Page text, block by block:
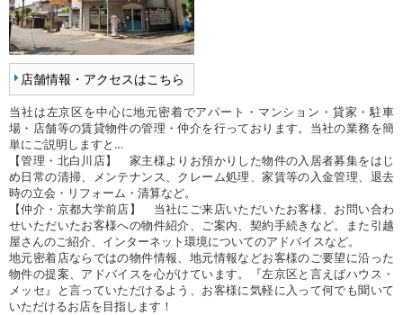
店舗情報・アクセスはこちら
当社は左京区を中心に地元密着でアパート・マンション・貸家・駐車
場・店舗等の賃貸物件の管理・仲介を行っております。当社の業務を簡
単にご説明しますと…
【管理・北白川店】 家主様よりお預かりした物件の入居者募集をはじ
め日常の清掃、メンテナンス、クレーム処理、家賃等の入金管理、退去
時の立会・リフォーム・清算など。
【仲介・京都大学前店】 当社にご来店いただいたお客様、お問い合わ
せいただいたお客様への物件紹介、ご案内、契約手続きなど。また引越
屋さんのご紹介、インターネット環境についてのアドバイスなど。
地元密着店ならではの物件情報、地元情報などお客様のご要望に沿った
物件の提案、アドバイスを心がけています。『左京区と言えばハウス・
メッセ』と言っていただけるよう、お客様に気軽に入って何でも聞いて
いただけるお店を目指します！